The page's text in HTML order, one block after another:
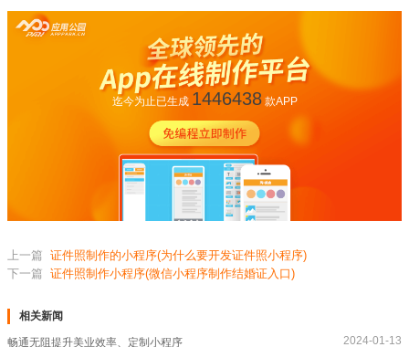
迄今为止已生成 1446438款APP
上一篇 证件照制作的小程序(为什么要开发证件照小程序)
下一篇 证件照制作小程序(微信小程序制作结婚证入口)
相关新闻
畅通无阻提升美业效率、定制小程序 2024-01-13